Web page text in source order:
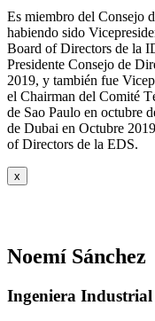
Es miembro del Consejo
habiendo sido
Board of Directors de la
Presidente Consejo de
2019, y también fue
el Chairman del Comité
de Sao Paulo en octubre
de Dubai en Octubre
of Directors de la EDS.
x
Noemí Sánchez
Ingeniera Industrial